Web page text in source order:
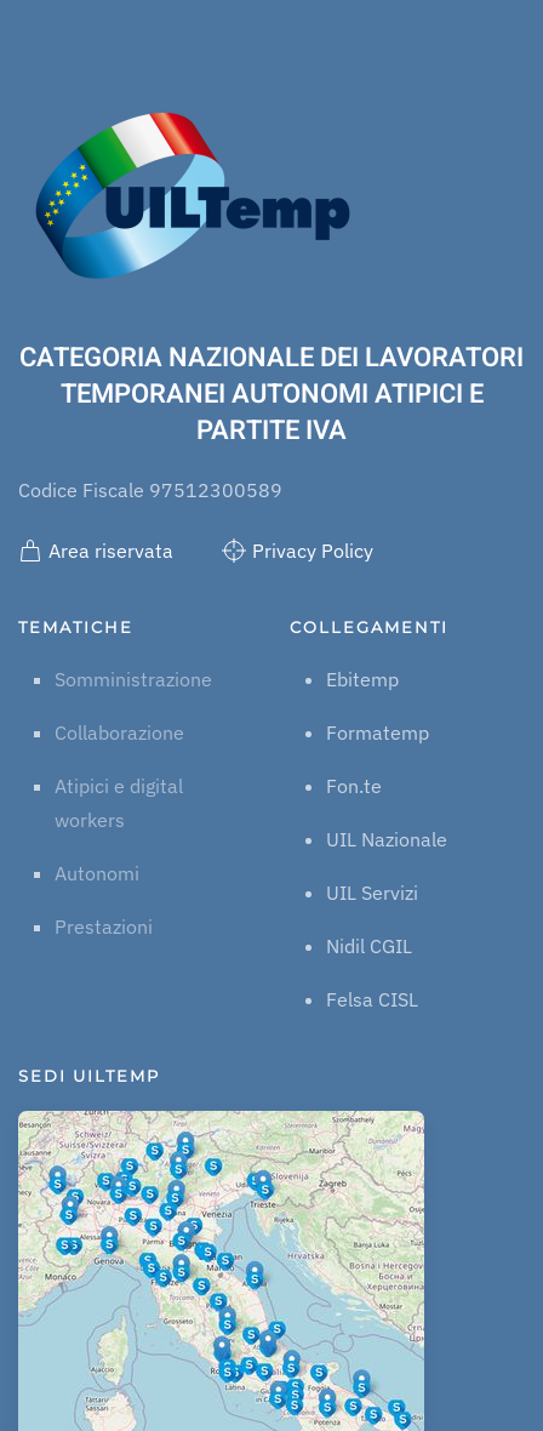
CATEGORIA NAZIONALE DEI LAVORATORI
TEMPORANEI AUTONOMI ATIPICI E
PARTITE IVA
Codice Fiscale 97512300589
Area riservata Privacy Policy
TEMATICHE
Somministrazione
Collaborazione
Atipici e digital
workers
Autonomi
Prestazioni
COLLEGAMENTI
Ebitemp
Formatemp
Fon.te
UIL Nazionale
UIL Servizi
Nidil CGIL
Felsa CISL
SEDI UILTEMP